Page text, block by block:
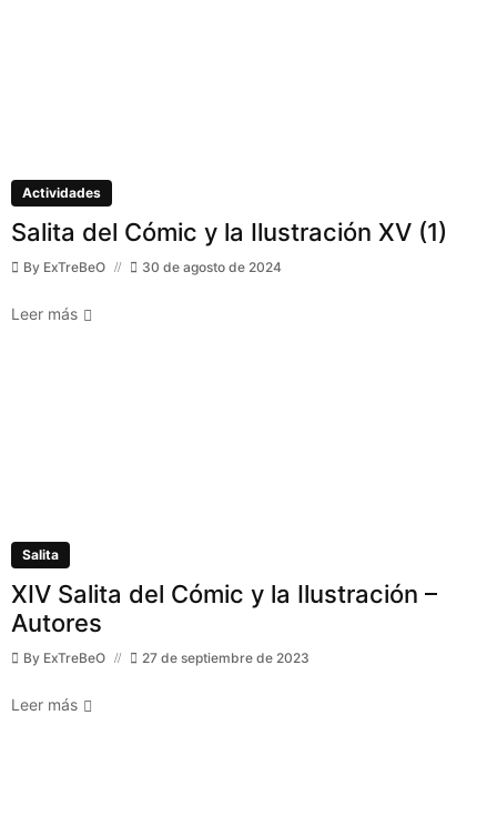
Actividades
Salita del Cómic y la Ilustración XV (1)
By ExTreBeO 30 de agosto de 2024
Leer más
Salita
XIV Salita del Cómic y la Ilustración –
Autores
By ExTreBeO 27 de septiembre de 2023
Leer más